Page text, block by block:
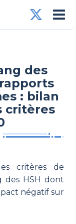
des
: bilan
critères
critères de
des HSH dont
négatif sur